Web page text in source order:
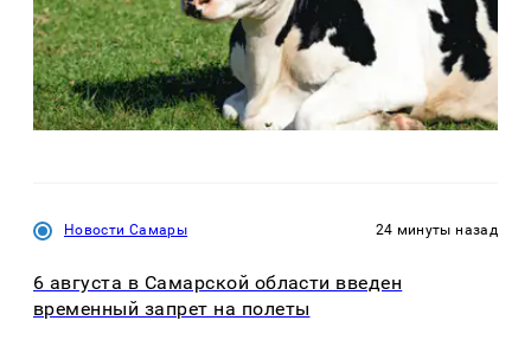
Новости Самары 24 минуты назад
6 августа в Самарской области введен
временный запрет на полеты